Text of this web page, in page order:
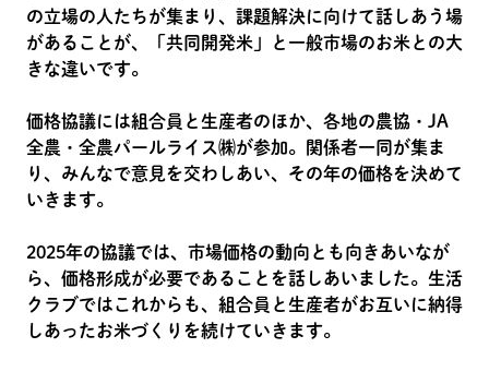
の立場の人たちが集まり、課題解決に向けて話しあう場
があることが、「共同開発米」と一般市場のお米との大
きな違いです。
価格協議には組合員と生産者のほか、各地の農協・JA
全農・全農パールライス㈱が参加。関係者一同が集ま
り、みんなで意見を交わしあい、その年の価格を決めて
いきます。
2025年の協議では、市場価格の動向とも向きあいなが
ら、価格形成が必要であることを話しあいました。生活
クラブではこれからも、組合員と生産者がお互いに納得
しあったお米づくりを続けていきます。